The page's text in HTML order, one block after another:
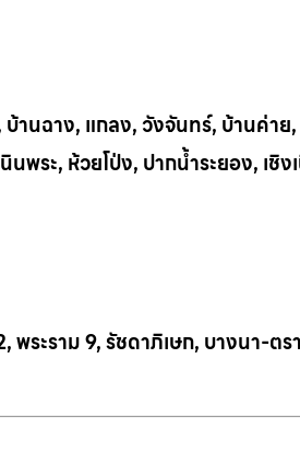
บ้านฉาง, แกลง, วังจันทร์, บ้านค่า
นพระ, หวยโป่ง, ปากน้ำระยอง, เชิง
พระราม 9, รัชดาภิเษก, บางนา-ตร